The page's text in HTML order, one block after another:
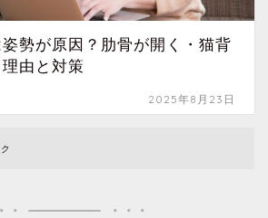
勢が原因？肋骨が開く・猫背
由と対策
2025年8月23日